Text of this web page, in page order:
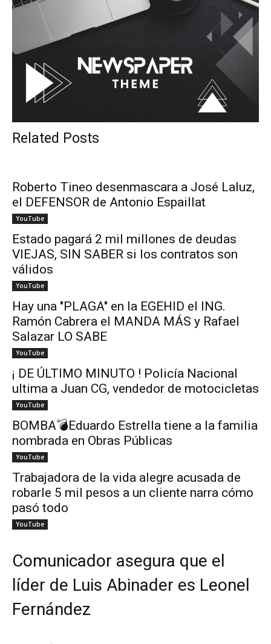
Related Posts
Roberto Tineo desenmascara a José Laluz,
el DEFENSOR de Antonio Espaillat
YouTube
Estado pagará 2 mil millones de deudas
VIEJAS, SIN SABER si los contratos son
válidos
YouTube
Hay una "PLAGA" en la EGEHID el ING.
Ramón Cabrera el MANDA MÁS y Rafael
Salazar LO SABE
YouTube
¡ DE ÚLTIMO MINUTO ! Policía Nacional
ultima a Juan CG, vendedor de motocicletas
YouTube
BOMBA💣Eduardo Estrella tiene a la familia
nombrada en Obras Públicas
YouTube
Trabajadora de la vida alegre acusada de
robarle 5 mil pesos a un cliente narra cómo
pasó todo
YouTube
Comunicador asegura que el
líder de Luis Abinader es Leonel
Fernández